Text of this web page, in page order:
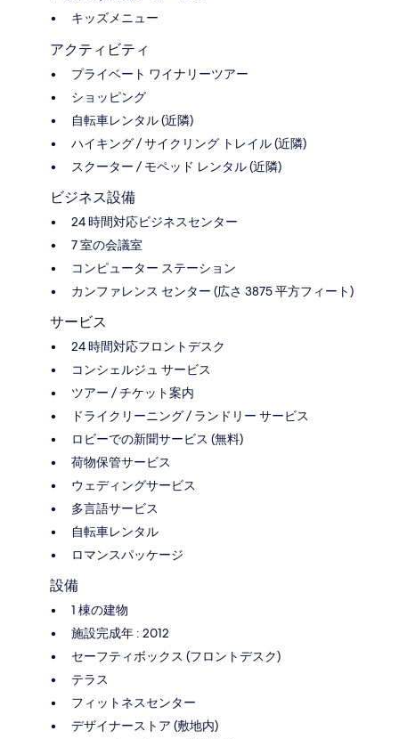
キッズメニュー
アクティビティ
プライベート ワイナリーツアー
ショッピング
自転車レンタル (近隣)
ハイキング / サイクリング トレイル (近隣)
スクーター / モペッド レンタル (近隣)
ビジネス設備
24 時間対応ビジネスセンター
7 室の会議室
コンピューター ステーション
カンファレンス センター (広さ 3875 平方フィート)
サービス
24 時間対応フロントデスク
コンシェルジュ サービス
ツアー / チケット案内
ドライクリーニング / ランドリー サービス
ロビーでの新聞サービス (無料)
荷物保管サービス
ウェディングサービス
多言語サービス
自転車レンタル
ロマンスパッケージ
設備
1 棟の建物
施設完成年 : 2012
セーフティボックス (フロントデスク)
テラス
フィットネスセンター
デザイナーストア (敷地内)